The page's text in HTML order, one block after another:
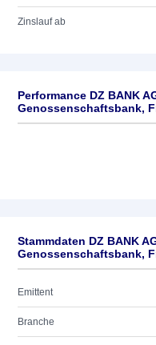
Zinslauf ab
Performance DZ BANK
Genossenschaftsbank,
Stammdaten DZ BANK
Genossenschaftsbank,
Emittent
Branche